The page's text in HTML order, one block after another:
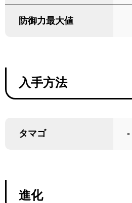
防御力最大値
入手方法
タマゴ -
進化